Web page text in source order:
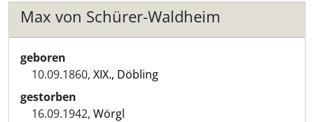
Max von Schürer-Waldheim
geboren
10.09.1860, XIX., Döbling
gestorben
16.09.1942, Wörgl